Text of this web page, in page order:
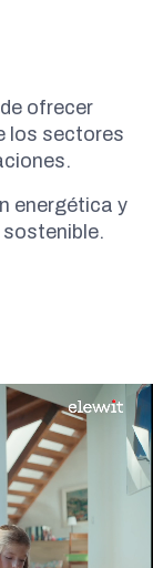
ofrecer
los sectores
energética y